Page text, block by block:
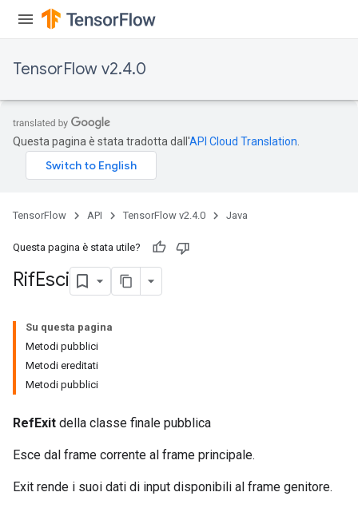
TensorFlow v2.4.0
Questa pagina è stata tradotta dall'API Cloud Translation
TensorFlow API TensorFlow v2.4.0 Java
Questa pagina è stata utile?
RifEsci
Su questa pagina
Metodi pubblici
Metodi ereditati
Metodi pubblici
RefExit della classe finale pubblica
Esce dal frame corrente al frame principale.
Exit rende i suoi dati di input disponibili al frame genitore.